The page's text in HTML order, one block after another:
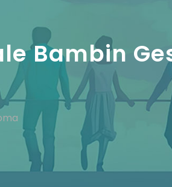
Bambin